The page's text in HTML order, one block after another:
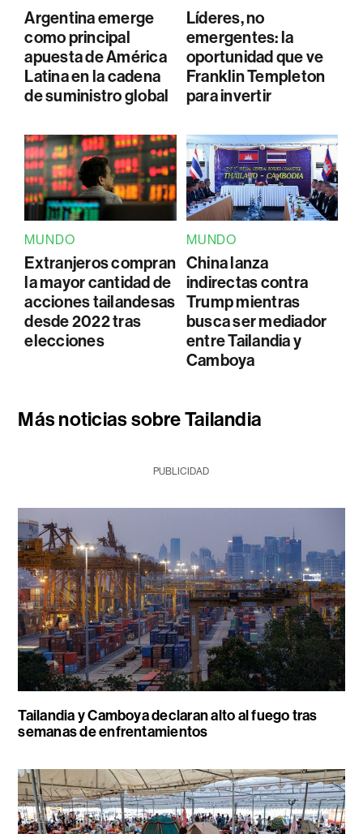
Argentina emerge
como principal
apuesta de América
Latina en la cadena
de suministro global
Líderes, no
emergentes: la
oportunidad que ve
Franklin Templeton
para invertir
MUNDO
Extranjeros compran
la mayor cantidad de
acciones tailandesas
desde 2022 tras
elecciones
MUNDO
China lanza
indirectas contra
Trump mientras
busca ser mediador
entre Tailandia y
Camboya
Más noticias sobre Tailandia
PUBLICIDAD
Tailandia y Camboya declaran alto al fuego tras
semanas de enfrentamientos